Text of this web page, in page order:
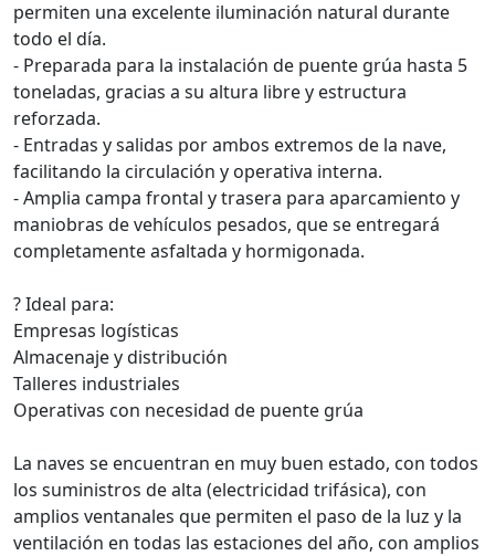
permiten una excelente iluminación natural durante
todo el día.
- Preparada para la instalación de puente grúa hasta 5
toneladas, gracias a su altura libre y estructura
reforzada.
- Entradas y salidas por ambos extremos de la nave,
facilitando la circulación y operativa interna.
- Amplia campa frontal y trasera para aparcamiento y
maniobras de vehículos pesados, que se entregará
completamente asfaltada y hormigonada.
? Ideal para:
Empresas logísticas
Almacenaje y distribución
Talleres industriales
Operativas con necesidad de puente grúa
La naves se encuentran en muy buen estado, con todos
los suministros de alta (electricidad trifásica), con
amplios ventanales que permiten el paso de la luz y la
ventilación en todas las estaciones del año, con amplios